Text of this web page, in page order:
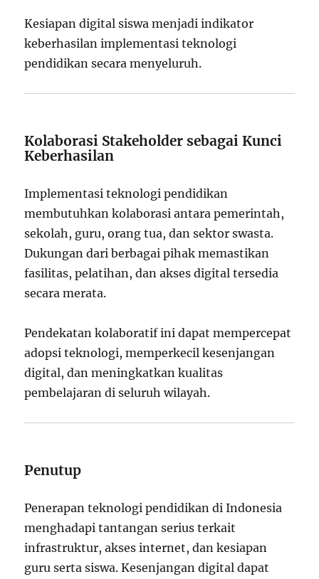
Kesiapan digital siswa menjadi indikator
keberhasilan implementasi teknologi
pendidikan secara menyeluruh.
Kolaborasi Stakeholder sebagai Kunci
Keberhasilan
Implementasi teknologi pendidikan
membutuhkan kolaborasi antara pemerintah,
sekolah, guru, orang tua, dan sektor swasta.
Dukungan dari berbagai pihak memastikan
fasilitas, pelatihan, dan akses digital tersedia
secara merata.
Pendekatan kolaboratif ini dapat mempercepat
adopsi teknologi, memperkecil kesenjangan
digital, dan meningkatkan kualitas
pembelajaran di seluruh wilayah.
Penutup
Penerapan teknologi pendidikan di Indonesia
menghadapi tantangan serius terkait
infrastruktur, akses internet, dan kesiapan
guru serta siswa. Kesenjangan digital dapat